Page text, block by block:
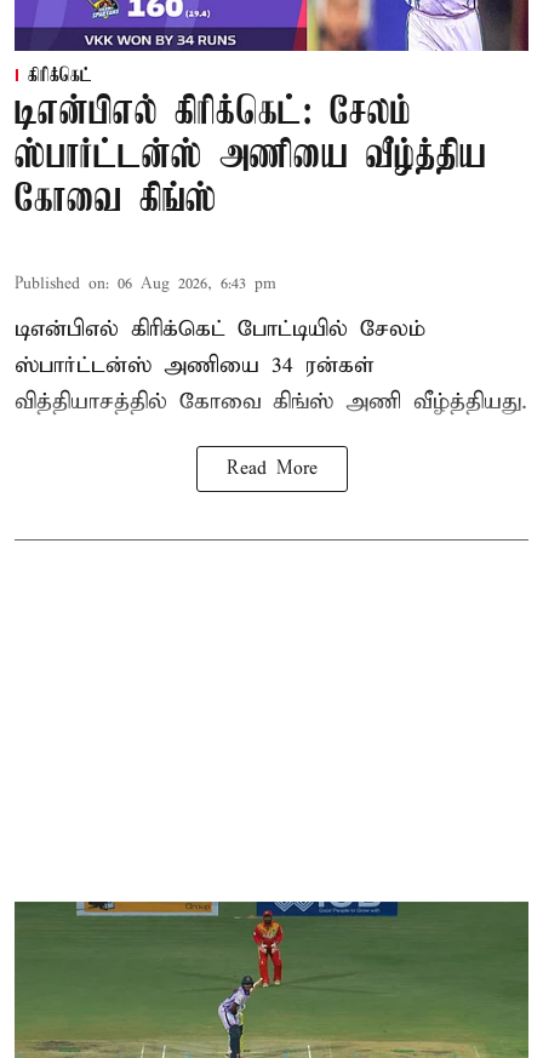
கிரிக்கெட்
டிஎன்பிஎல் கிரிக்கெட்: சேலம்
ஸ்பார்ட்டன்ஸ் அணியை வீழ்த்திய
கோவை கிங்ஸ்
Published on: 06 Aug 2026, 6:43 pm
டிஎன்பிஎல் கிரிக்கெட் போட்டியில் சேலம்
ஸ்பார்ட்டன்ஸ் அணியை 34 ரன்கள்
வித்தியாசத்தில் கோவை கிங்ஸ் அணி வீழ்த்தியது.
Read More